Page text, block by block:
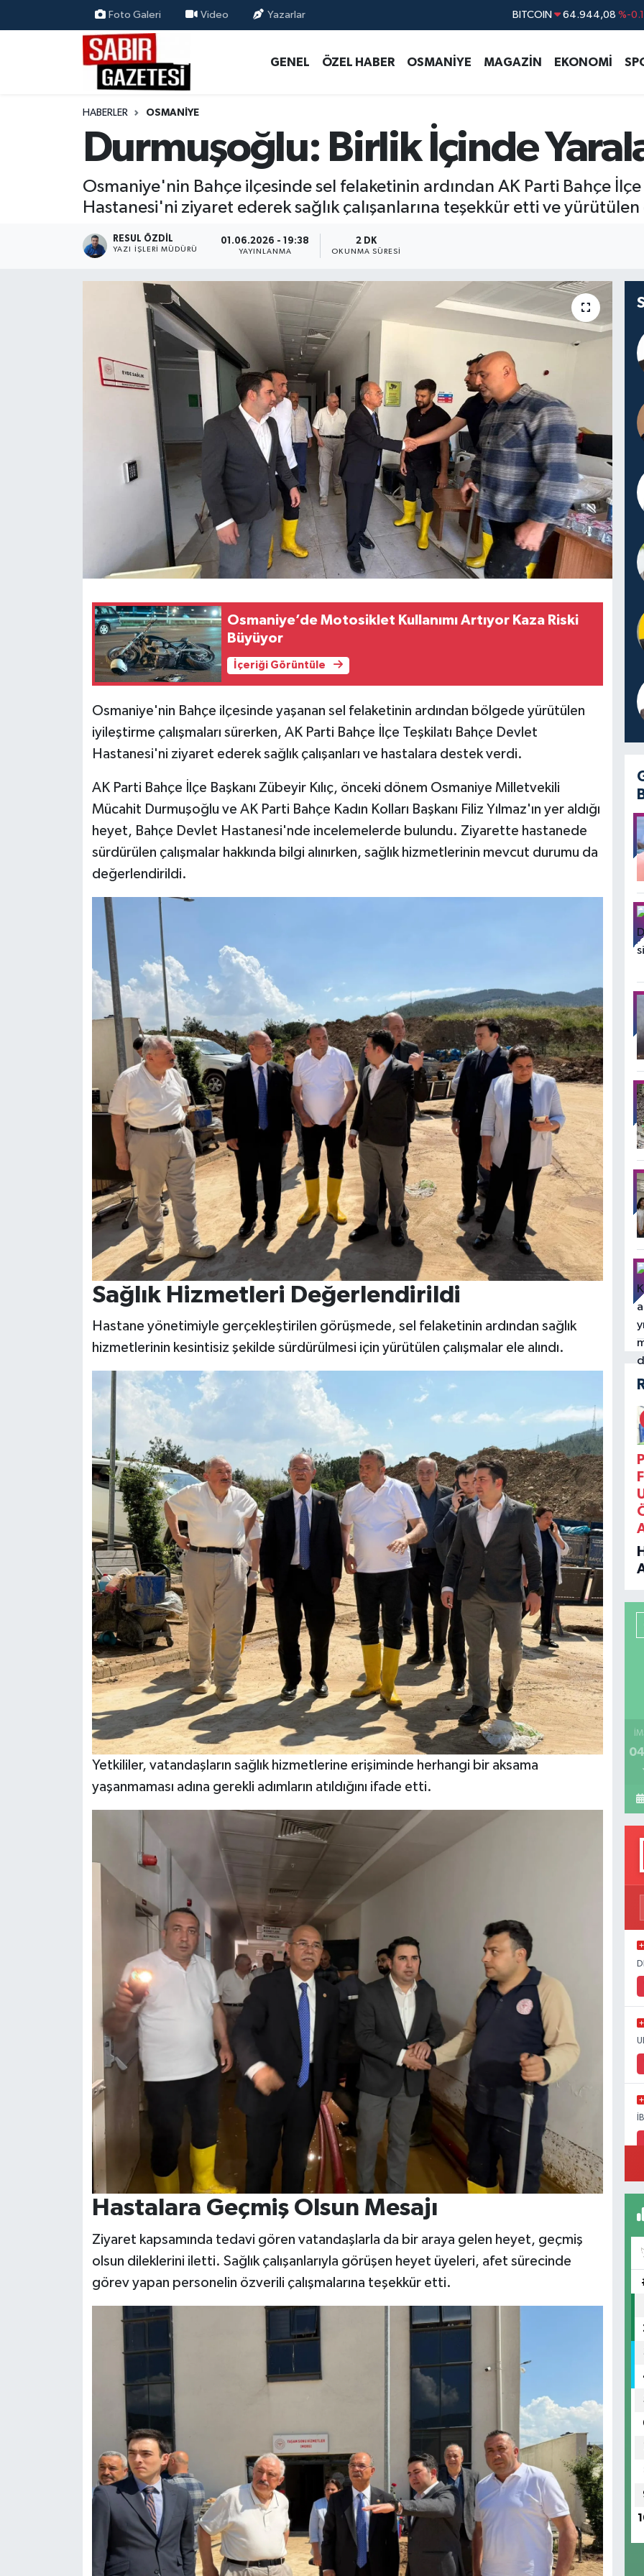
Foto Galeri Video Yazarlar DOLAR 47,7436
STERLİN 64,4811
BITCOIN 64.944,08 %-
GENEL ÖZEL HABER OSMANİYE MAGAZİN EKONOMİ
HABERLER OSMANIYE
Durmuşoğlu: Birlik İçinde
Osmaniye'nin Bahçe ilçesinde sel felaketinin ardından AK Parti Bahçe İlçe
Hastanesi'ni ziyaret ederek sağlık çalışanlarına teşekkür etti ve yürütülen
RESUL ÖZDIL
YAZI İŞLERI MÜDÜRÜ
01.06.2026 - 19:38
YAYINLANMA
2 DK
OKUNMA SÜRESI
Osmaniye’de Motosiklet Kullanımı Artıyor Kaza Riski
Büyüyor
İçeriği Görüntüle
Osmaniye'nin Bahçe ilçesinde yaşanan sel felaketinin ardından bölgede yürütülen
iyileştirme çalışmaları sürerken, AK Parti Bahçe İlçe Teşkilatı Bahçe Devlet
Hastanesi'ni ziyaret ederek sağlık çalışanları ve hastalara destek verdi.
AK Parti Bahçe İlçe Başkanı Zübeyir Kılıç, önceki dönem Osmaniye Milletvekili
Mücahit Durmuşoğlu ve AK Parti Bahçe Kadın Kolları Başkanı Filiz Yılmaz'ın yer aldığı
heyet, Bahçe Devlet Hastanesi'nde incelemelerde bulundu. Ziyarette hastanede
sürdürülen çalışmalar hakkında bilgi alınırken, sağlık hizmetlerinin mevcut durumu da
değerlendirildi.
Sağlık Hizmetleri Değerlendirildi
Hastane yönetimiyle gerçekleştirilen görüşmede, sel felaketinin ardından sağlık
hizmetlerinin kesintisiz şekilde sürdürülmesi için yürütülen çalışmalar ele alındı.
Yetkililer, vatandaşların sağlık hizmetlerine erişiminde herhangi bir aksama
yaşanmaması adına gerekli adımların atıldığını ifade etti.
Hastalara Geçmiş Olsun Mesajı
Ziyaret kapsamında tedavi gören vatandaşlarla da bir araya gelen heyet, geçmiş
olsun dileklerini iletti. Sağlık çalışanlarıyla görüşen heyet üyeleri, afet sürecinde
görev yapan personelin özverili çalışmalarına teşekkür etti.
ÖZEL HABER
MAGAZİN
EKONOMİ
Osmaniye Nöbetçi Eczaneler
Osmaniye Hava Durumu
Süper Lig Puan Durumu ve Fikstür
Tüm Manşetler
Son Dakika Haberleri